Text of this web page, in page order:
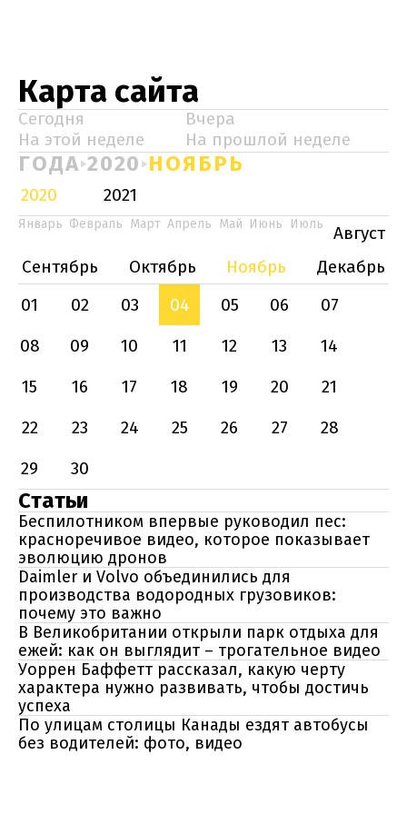
Карта сайта
Сегодня
Вчера
На этой неделе
На прошлой неделе
ГОДА 2020 НОЯБРЬ
2020 2021
Январь Февраль Март Апрель Май Июнь Июль
Август
Сентябрь
Октябрь Ноябрь
Декабрь
01
02 03 04 05 06
07
08
09 10 11 12 13
14
15
16 17 18 19 20
21
22
23 24 25 26 27
28
29
30
Статьи
Беспилотником впервые руководил пес:
красноречивое видео, которое показывает
эволюцию дронов
Daimler и Volvo объединились для
производства водородных грузовиков:
почему это важно
В Великобритании открыли парк отдыха для
ежей: как он выглядит – трогательное видео
Уоррен Баффетт рассказал, какую черту
характера нужно развивать, чтобы достичь
успеха
По улицам столицы Канады ездят автобусы
без водителей: фото, видео